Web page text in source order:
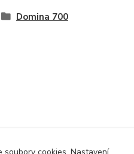
Domina 700